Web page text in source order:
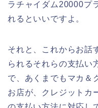
ラチャイダム20000プ
れるといいですよ。
それと、これからお話
られるそれらの支払い
で、あくまでもマカ＆
お店が、クレジットカ